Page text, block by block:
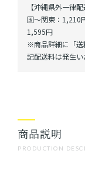
【沖縄県外一
国～関東：
1,595円
※商品詳細に「送
記配送料は発生い
PRODUCTION
商品説明